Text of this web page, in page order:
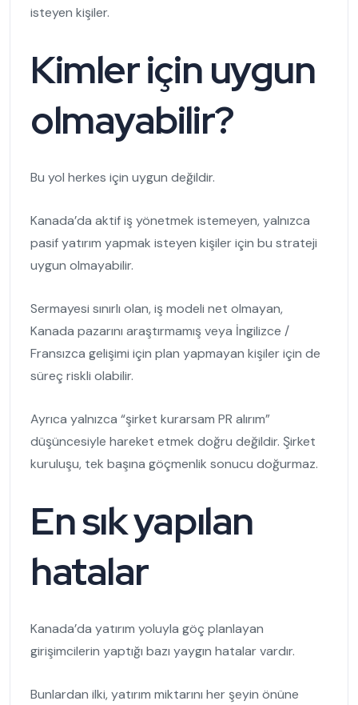
isteyen kişiler.
Kimler için uygun
olmayabilir?
Bu yol herkes için uygun değildir.
Kanada’da aktif iş yönetmek istemeyen, yalnızca
pasif yatırım yapmak isteyen kişiler için bu strateji
uygun olmayabilir.
Sermayesi sınırlı olan, iş modeli net olmayan,
Kanada pazarını araştırmamış veya İngilizce /
Fransızca gelişimi için plan yapmayan kişiler için de
süreç riskli olabilir.
Ayrıca yalnızca “şirket kurarsam PR alırım”
düşüncesiyle hareket etmek doğru değildir. Şirket
kuruluşu, tek başına göçmenlik sonucu doğurmaz.
En sık yapılan
hatalar
Kanada’da yatırım yoluyla göç planlayan
girişimcilerin yaptığı bazı yaygın hatalar vardır.
Bunlardan ilki, yatırım miktarını her şeyin önüne